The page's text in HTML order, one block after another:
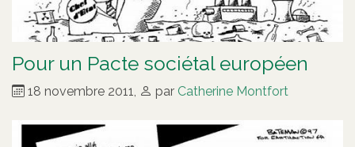
Pour un Pacte sociétal européen
18 novembre 2011, par Catherine Montfort